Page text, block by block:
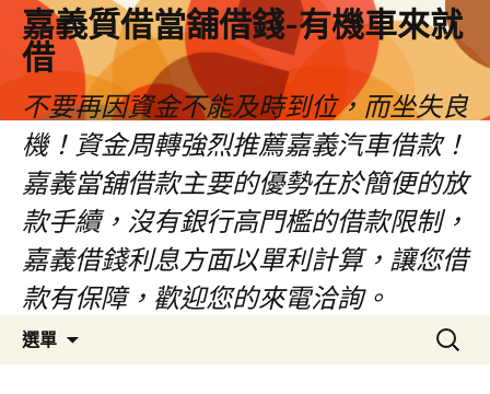
嘉義質借當舖借錢-有機車來就
借
不要再因資金不能及時到位，而坐失良
機！資金周轉強烈推薦嘉義汽車借款！
嘉義當舖借款主要的優勢在於簡便的放
款手續，沒有銀行高門檻的借款限制，
嘉義借錢利息方面以單利計算，讓您借
款有保障，歡迎您的來電洽詢。
選單
搜
尋